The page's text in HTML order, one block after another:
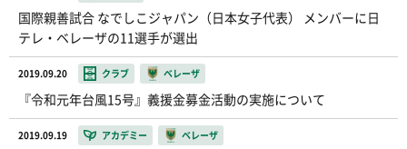
国際親善試合 なでしこジャパン（日本女子代表） メンバーに日
テレ・ベレーザの11選手が選出
2019.09.20 クラブ ベレーザ
『令和元年台風15号』義援金募金活動の実施について
2019.09.19 アカデミー ベレーザ